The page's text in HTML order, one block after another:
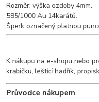
Rozměr: výška ozdoby 4mm.
585/1000 Au 14karátů.
Šperk označený platnou
K nákupu na e-shopu nebo
krabičku, leštící hadřík,
Průvodce nákupem